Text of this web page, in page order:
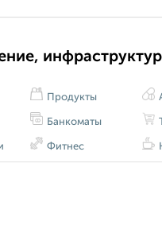
Продукты
Банкоматы
Фитнес